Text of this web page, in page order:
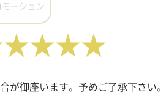
モーション
が御座います。予めご了承下さい。